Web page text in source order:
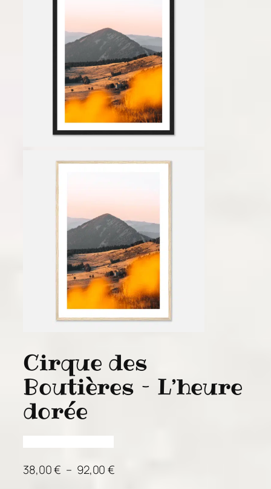
Cirque des
Boutières – L’heure
dorée
38,00€ – 92,00€